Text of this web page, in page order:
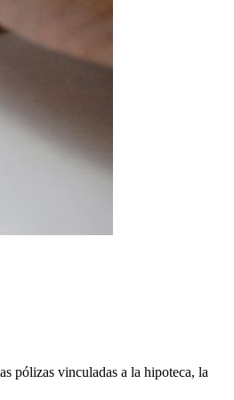
pólizas vinculadas a la hipoteca, la